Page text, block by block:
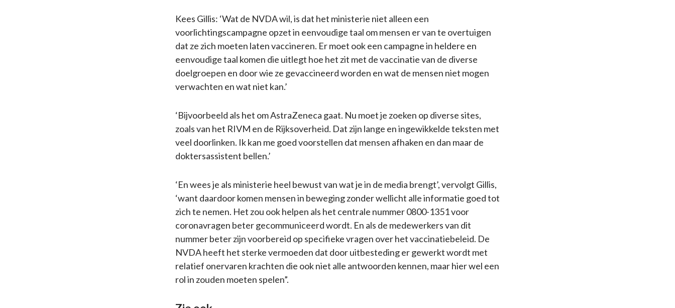
Kees Gillis: ‘Wat de NVDA wil, is dat het ministerie niet alleen een
voorlichtingscampagne opzet in eenvoudige taal om mensen er van te overtuigen
dat ze zich moeten laten vaccineren. Er moet ook een campagne in heldere en
eenvoudige taal komen die uitlegt hoe het zit met de vaccinatie van de diverse
doelgroepen en door wie ze gevaccineerd worden en wat de mensen niet mogen
verwachten en wat niet kan.’
‘Bijvoorbeeld als het om AstraZeneca gaat. Nu moet je zoeken op diverse sites,
zoals van het RIVM en de Rijksoverheid. Dat zijn lange en ingewikkelde teksten met
veel doorlinken. Ik kan me goed voorstellen dat mensen afhaken en dan maar de
doktersassistent bellen.’
‘En wees je als ministerie heel bewust van wat je in de media brengt’, vervolgt Gillis,
‘want daardoor komen mensen in beweging zonder wellicht alle informatie goed tot
zich te nemen. Het zou ook helpen als het centrale nummer 0800-1351 voor
coronavragen beter gecommuniceerd wordt. En als de medewerkers van dit
nummer beter zijn voorbereid op specifieke vragen over het vaccinatiebeleid. De
NVDA heeft het sterke vermoeden dat door uitbesteding er gewerkt wordt met
relatief onervaren krachten die ook niet alle antwoorden kennen, maar hier wel een
rol in zouden moeten spelen”.